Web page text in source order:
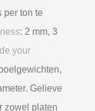
per ton te
: 2 mm, 3
your
Gelieve
zowel platen